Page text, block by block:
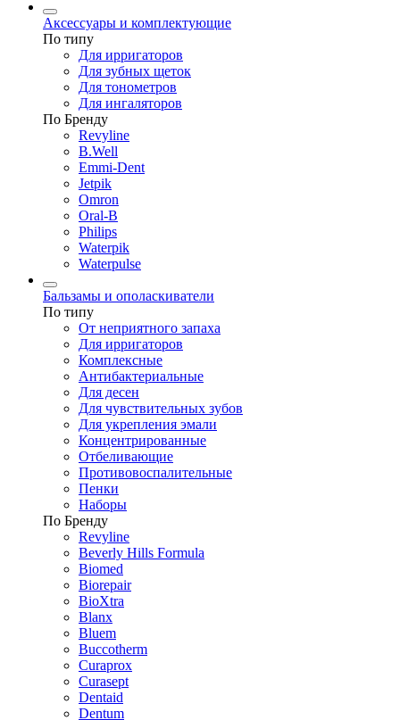
Аксессуары и комплектующие
По типу
Для ирригаторов
Для зубных щеток
Для тонометров
Для ингаляторов
По Бренду
Revyline
B.Well
Emmi-Dent
Jetpik
Omron
Oral-B
Philips
Waterpik
Waterpulse
Бальзамы и ополаскиватели
По типу
От неприятного запаха
Для ирригаторов
Комплексные
Антибактериальные
Для десен
Для чувствительных зубов
Для укрепления эмали
Концентрированные
Отбеливающие
Противовоспалительные
Пенки
Наборы
По Бренду
Revyline
Beverly Hills Formula
Biomed
Biorepair
BioXtra
Blanx
Bluem
Buccotherm
Curaprox
Curasept
Dentaid
Dentum